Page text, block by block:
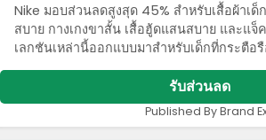
Nike มอบส่วนลดสูงสุด 45% สําหรับเสื้อผ้าเด็
สบาย กางเกงขาสั้น เสื้อฮู้ดแสนสบาย และแ
เลกชันเหล่านี้ออกแบบมาสําหรับเด็กที่กระตือ
รับส่วนลด
Published By Brand